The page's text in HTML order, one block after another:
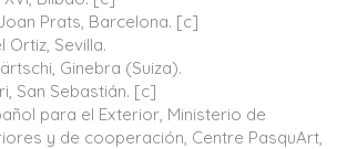
Prats, Barcelona. [c]
Ortiz, Sevilla.
Ginebra (Suiza).
San Sebastián. [c]
para el Exterior, Ministerio de
y de cooperación, Centre PasquArt,